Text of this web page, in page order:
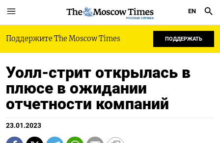
РУССКАЯ СЛУЖБА
EN
Поддержите The Moscow Times ПОДДЕРЖАТЬ
Уолл-стрит открылась в
плюсе в ожидании
отчетности компаний
23.01.2023